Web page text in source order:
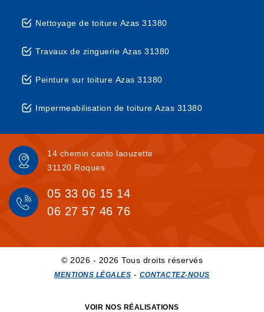
Nettoyage de toiture Azas 31380
Travaux de zinguerie Azas 31380
Peinture sur toiture Azas 31380
Impermeabilisation de toiture Azas 31380
14 chemin canto laouzette
31120 Roques
05 33 06 15 14
06 27 57 46 76
© 2026 - 2026 Tous droits réservés
MENTIONS LÉGALES - CONTACTEZ-NOUS
VOIR NOS RÉALISATIONS